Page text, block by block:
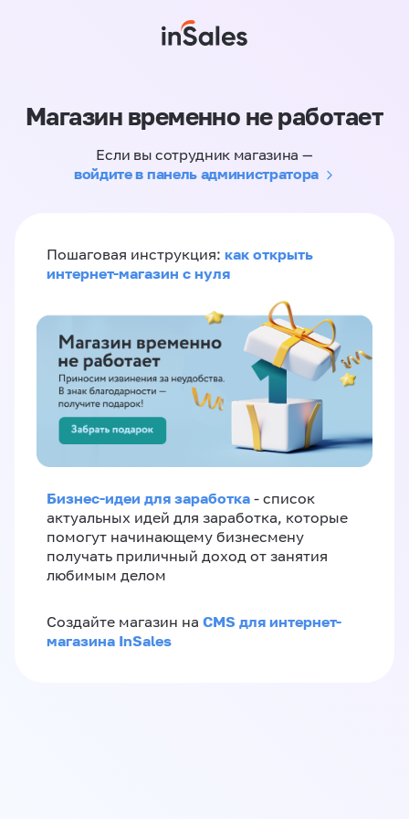
Магазин временно не работает
Если вы сотрудник магазина —
войдите в панель администратора
Пошаговая инструкция: как открыть
интернет-магазин с нуля
Бизнес-идеи для заработка - список
актуальных идей для заработка, которые
помогут начинающему бизнесмену
получать приличный доход от занятия
любимым делом
Создайте магазин на CMS для интернет-
магазина InSales